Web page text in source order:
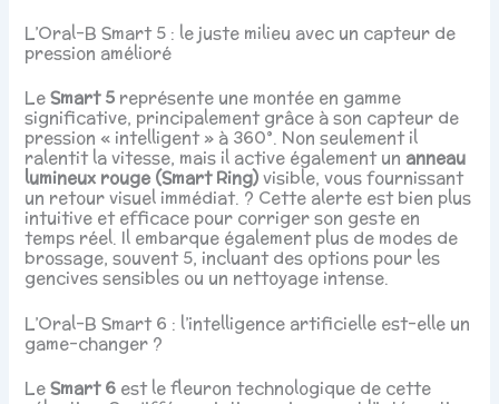
L’Oral-B Smart 5 : le juste milieu avec un capteur de
pression amélioré
LeSmart 5 représente une montée en gamme
significative, principalement grâce à son capteur de
pression « intelligent » à 360°. Non seulement il
ralentit la vitesse, mais il active également un anneau
lumineux rouge (Smart Ring)visible, vous fournissant
un retour visuel immédiat. ? Cette alerte est bien plus
intuitive et efficace pour corriger son geste en
temps réel. Il embarque également plus de modes de
brossage, souvent 5, incluant des options pour les
gencives sensibles ou un nettoyage intense.
L’Oral-B Smart 6 : l’intelligence artificielle est-elle un
game-changer ?
LeSmart 6 est le fleuron technologique de cette